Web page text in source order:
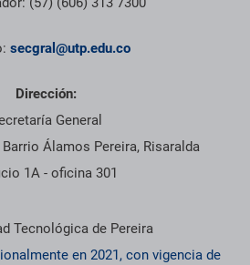
secgral@utp.edu.co
Dirección:
General
Barrio Álamos Pereira, Risaralda
1A - oficina 301
Tecnológica de Pereira
en 2021, con vigencia de